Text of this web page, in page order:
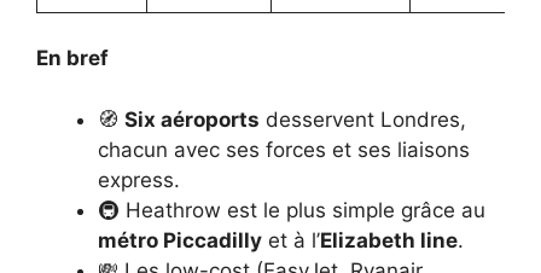
En bref
🧭 Six aéroports desservent Londres,
chacun avec ses forces et ses liaisons
express.
🚇 Heathrow est le plus simple grâce au
métro Piccadilly et à l’Elizabeth line.